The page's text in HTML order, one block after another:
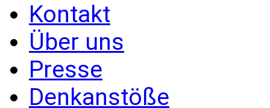
Kontakt
Über uns
Presse
Denkanstöße